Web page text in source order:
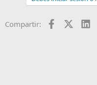
Compartir: Facebook
X